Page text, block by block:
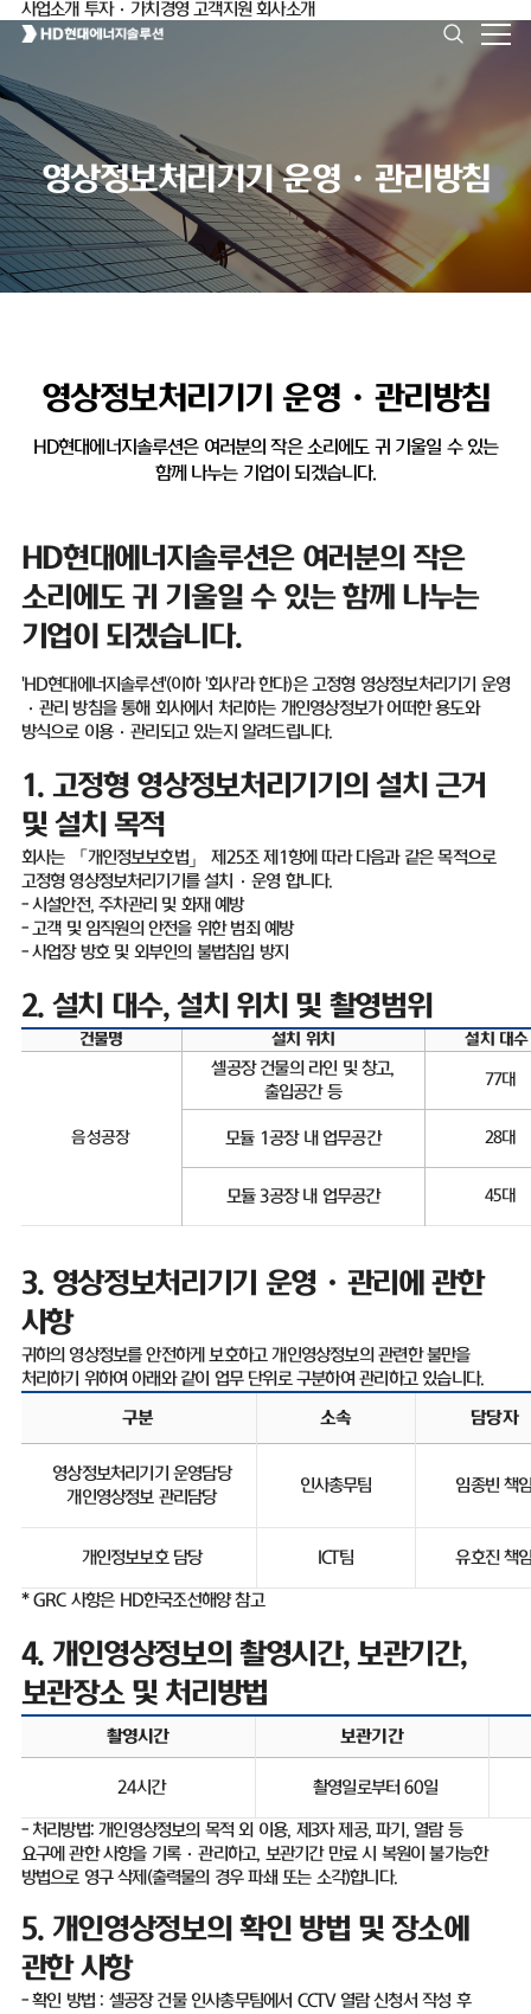
사업소개 투자·가치경영 고객지원 회사소개
영상정보처리기기 운영ㆍ관리방침
영상정보처리기기 운영ㆍ관리방침
HD현대에너지솔루션은 여러분의 작은 소리에도 귀 기울일 수 있는
함께 나누는 기업이 되겠습니다.
HD현대에너지솔루션은 여러분의 작은
소리에도 귀 기울일 수 있는 함께 나누는
기업이 되겠습니다.
'HD현대에너지솔루션'(이하'회사'라 한다)은 고정형 영상정보처리기기 운영
· 관리 방침을 통해 회사에서 처리하는 개인영상정보가 어떠한 용도와
방식으로 이용·관리되고 있는지 알려드립니다.
1. 고정형 영상정보처리기기의 설치 근거
및 설치 목적
회사는 「개인정보보호법」 제 25조 제 1항에 따라 다음과 같은 목적으로
고정형 영상정보처리기기를 설치
· 운영 합니다.
-시설안전,주차관리 및 화재 예방
-고객 및 임직원의 안전을 위한 범죄 예방
-사업장 방호 및 외부인의 불법침입 방지
2. 설치 대수,설치 위치 및 촬영범위
건물명 설치 위치 설치 대수
음성공장
셀공장 건물의 라인 및 창고,
출입공간 등
77대
모듈 1공장 내 업무공간 28대
모듈3공장 내 업무공간 45대
3. 영상정보처리기기 운영ㆍ관리에 관한
사항
귀하의 영상정보를 안전하게 보호하고 개인영상정보의 관련한 불만을
처리하기 위하여 아래와 같이 업무 단위로 구분하여 관리하고 있습니다.
구분 소속 담당자
영상정보처리기기 운영담당
개인영상정보 관리담당
인사총무팀 임종빈 책
개인정보보호 담당 ICT팀 유호진 책
* GRC 사항은HD한국조선해양 참고
4. 개인영상정보의 촬영시간, 보관기간,
보관장소 및 처리방법
촬영시간 보관기간
24시간 촬영일로부터60일
-처리방법:개인영상정보의 목적 외 이용, 제 3자 제공,파기 , 열람 등
요구에 관한 사항을 기록·관리하고, 보관기간 만료 시 복원이 불가능한
방법으로 영구 삭제 (출력물의 경우 파쇄 또는 소각)합니다.
5. 개인영상정보의 확인 방법 및 장소에
관한 사항
-확인 방법 : 셀공장 건물 인사총무팀에서 CCTV 열람 신청서 작성 후